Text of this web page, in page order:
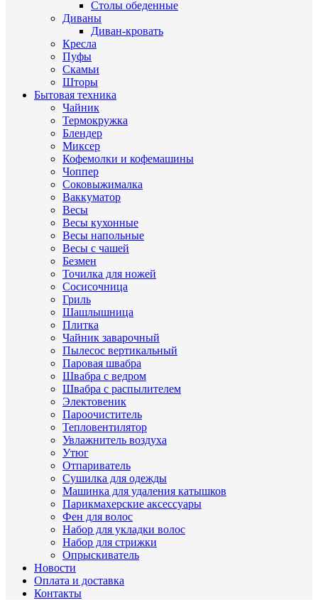
Столы обеденные
Диваны
Диван-кровать
Кресла
Пуфы
Скамьи
Шторы
Бытовая техника
Чайник
Термокружка
Блендер
Миксер
Кофемолки и кофемашины
Чоппер
Соковыжималка
Ваккуматор
Весы
Весы кухонные
Весы напольные
Весы с чашей
Безмен
Точилка для ножей
Сосисочница
Гриль
Шашлышница
Плитка
Чайник заварочный
Пылесос вертикальный
Паровая швабра
Швабра с ведром
Швабра с распылителем
Электовеник
Пароочиститель
Тепловентилятор
Увлажнитель воздуха
Утюг
Отпариватель
Сушилка для одежды
Машинка для удаления катышков
Парикмахерские аксессуары
Фен для волос
Набор для укладки волос
Набор для стрижки
Опрыскиватель
Новости
Оплата и доставка
Контакты